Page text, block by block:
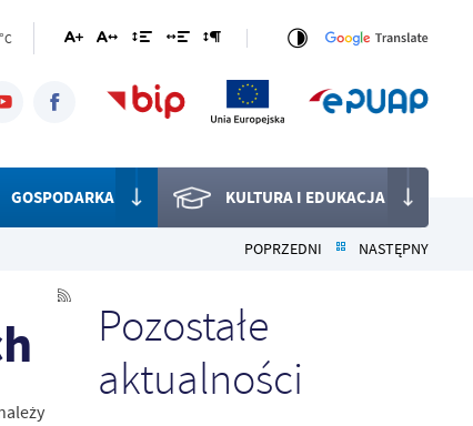
GOSPODARKA KULTURA I EDUKACJA
POPRZEDNI NASTĘPNY
Pozostałe
aktualności